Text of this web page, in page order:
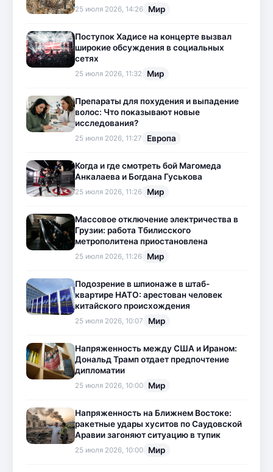
25 июля 2026, 14:26 Мир
Поступок Хадисе на концерте вызвал
широкие обсуждения в социальных
сетях
25 июля 2026, 11:32 Мир
Препараты для похудения и выпадение
волос: Что показывают новые
исследования?
25 июля 2026, 11:27 Европа
Когда и где смотреть бой Магомеда
Анкалаева и Богдана Гуськова
25 июля 2026, 11:26 Мир
Массовое отключение электричества в
Грузии: работа Тбилисского
метрополитена приостановлена
25 июля 2026, 11:26 Мир
Подозрение в шпионаже в штаб-
квартире НАТО: арестован человек
китайского происхождения
25 июля 2026, 10:07 Мир
Напряженность между США и Ираном:
Дональд Трамп отдает предпочтение
дипломатии
25 июля 2026, 10:00 Мир
Напряженность на Ближнем Востоке:
ракетные удары хуситов по Саудовской
Аравии загоняют ситуацию в тупик
25 июля 2026, 10:00 Мир